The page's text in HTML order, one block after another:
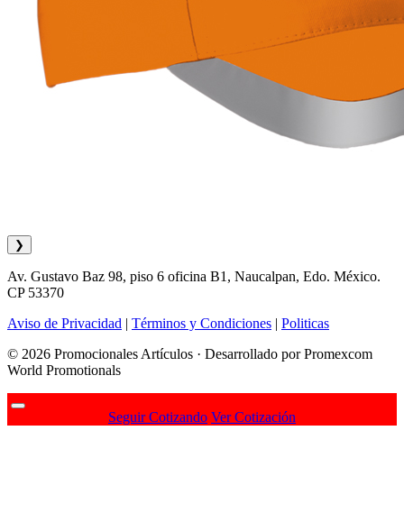
❯
Av. Gustavo Baz 98, piso 6 oficina B1, Naucalpan, Edo. México.
CP 53370
Aviso de Privacidad | Términos y Condiciones | Politicas
© 2026 Promocionales Artículos · Desarrollado por Promexcom
World Promotionals
Seguir Cotizando Ver Cotización